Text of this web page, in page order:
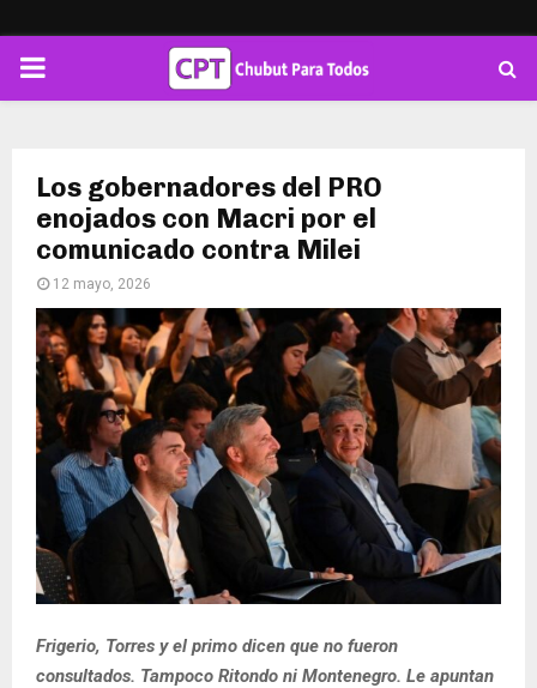
PRIMARY
Los gobernadores del PRO
enojados con Macri por el
comunicado contra Milei
12 mayo, 2026
Frigerio, Torres y el primo dicen que no fueron
consultados. Tampoco Ritondo ni Montenegro. Le apuntan